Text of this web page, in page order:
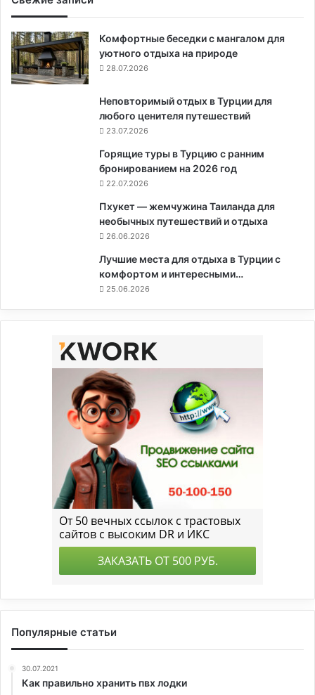
Комфортные беседки с мангалом для
уютного отдыха на природе
28.07.2026
Неповторимый отдых в Турции для
любого ценителя путешествий
23.07.2026
Горящие туры в Турцию с ранним
бронированием на 2026 год
22.07.2026
Пхукет — жемчужина Таиланда для
необычных путешествий и отдыха
26.06.2026
Лучшие места для отдыха в Турции с
комфортом и интересными…
25.06.2026
Популярные статьи
30.07.2021
Как правильно хранить пвх лодки